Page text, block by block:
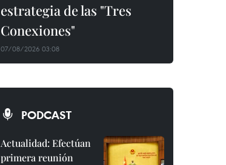
estrategia de las "Tres
Conexiones"
07/08/2026 03:08
PODCAST
Actualidad: Efectúan
primera reunión